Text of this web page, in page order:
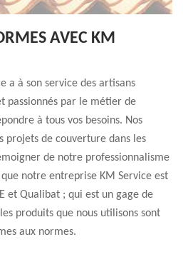
AVEC KM
a à son service des artisans
passionnés par le métier de
à tous vos besoins. Nos
projets de couverture dans les
de notre professionnalisme
notre entreprise KM Service est
et Qualibat ; qui est un gage de
produits que nous utilisons sont
aux normes.